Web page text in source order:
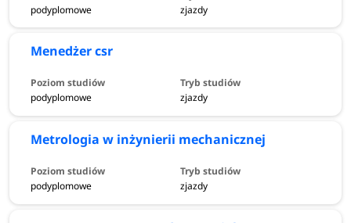
podyplomowe zjazdy
Menedżer csr
podyplomowe zjazdy
Metrologia w inżynierii mechanicznej
podyplomowe zjazdy